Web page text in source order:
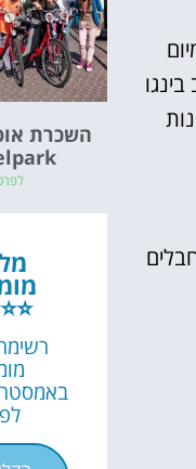
(20 דקות) פארק חבלים
השכרת